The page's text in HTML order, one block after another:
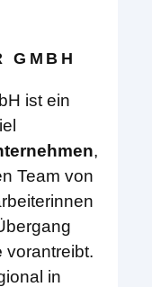
GMBH
ist ein
,
Team von
vorantreibt.
in